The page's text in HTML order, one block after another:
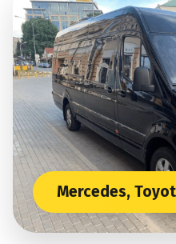
Mercedes,